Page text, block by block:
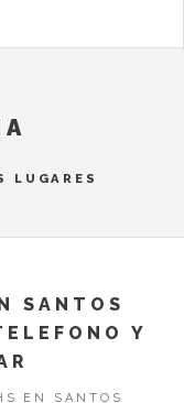
LUGARES
SANTOS
Y
EN SANTOS